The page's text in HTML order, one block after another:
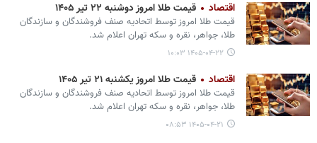
اقتصاد قیمت طلا امروز دوشنبه ۲۲ تیر ۱۴۰۵
قیمت طلا امروز توسط اتحادیه صنف فروشندگان و سازندگان
طلا، جواهر، نقره و سکه تهران اعلام شد.
۱۴۰۵-۰۴-۲۲ ۱۰:۰۳
اقتصاد قیمت طلا امروز یکشنبه ۲۱ تیر ۱۴۰۵
قیمت طلا امروز توسط اتحادیه صنف فروشندگان و سازندگان
طلا، جواهر، نقره و سکه تهران اعلام شد.
۱۴۰۵-۰۴-۲۱ ۰۸:۵۳